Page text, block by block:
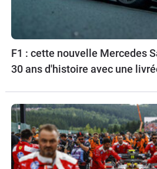
F1 : cette nouvelle Mercedes
30 ans d'histoire avec une